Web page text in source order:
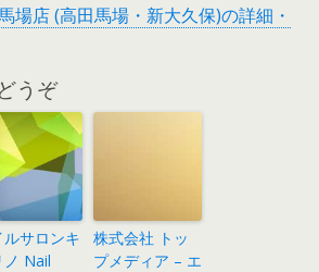
場店 (高田馬場・新大久保)の詳細・
うぞ
ルサロンキ
ノ Nail
株式会社 トッ
プメディア – エ